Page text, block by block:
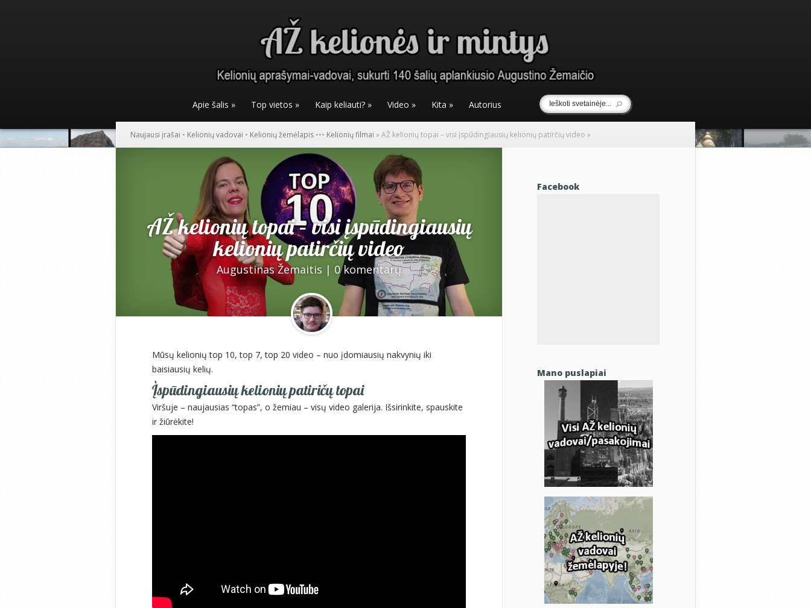
Apie šalis » Top vietos » Kaip keliauti? » Video » Kita » Autorius
Naujausi įrašai • Kelionių vadovai • Kelionių žemėlapis ••• Kelionių filmai »AŽ kelionių topai – visi įspūdingiausių kelionių patirčių video »
AŽ kelionių topai – visi įspūdingiausių
kelionių patirčių video
Augustinas Žemaitis | 0 komentarų
Mūsų kelionių top 10, top 7, top 20 video – nuo įdomiausių nakvynių iki
baisiausių kelių.
Įspūdingiausių kelionių patiričų topai
Viršuje – naujausias “topas”, o žemiau – visų video galerija. Išsirinkite, spauskite
ir žiūrėkite!
Facebook
Mano puslapiai